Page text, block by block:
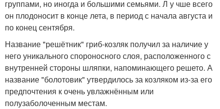
группами, но иногда и большими семьями. Л у чше всего
он плодоносит в конце лета, в период с начала августа и
по конец сентября.
Название "решётник" гриб-козляк получил за наличие у
него уникального спороносного слоя, расположенного с
внутренней стороны шляпки, напоминающего решето. А
название "болотовик" утвердилось за козляком из-за его
предпочтения к очень увлажнённым или
полузаболоченным местам.